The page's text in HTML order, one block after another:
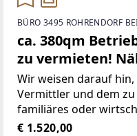
BÜRO 3495 ROHRENDORF
ca. 380qm
zu vermieten!
S33, B17, S5
Wir weisen darauf
Vermittler und dem
familiäres oder
besteht.Der Vermittler
€ 1.520,00